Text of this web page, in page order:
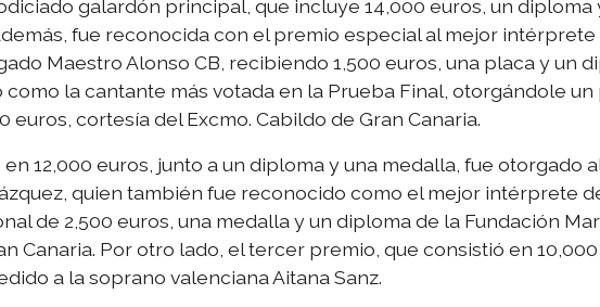
galardón principal, que incluye 14,000 euros, un diploma
fue reconocida con el premio especial al mejor intérprete
Maestro Alonso CB, recibiendo 1,500 euros, una placa y un
la cantante más votada en la Prueba Final, otorgándole un
euros, cortesía del Excmo. Cabildo de Gran Canaria.
12,000 euros, junto a un diploma y una medalla, fue otorgado
quien también fue reconocido como el mejor intérprete
de 2,500 euros, una medalla y un diploma de la Fundación
Canaria. Por otro lado, el tercer premio, que consistió en 10,000
a la soprano valenciana Aitana Sanz.